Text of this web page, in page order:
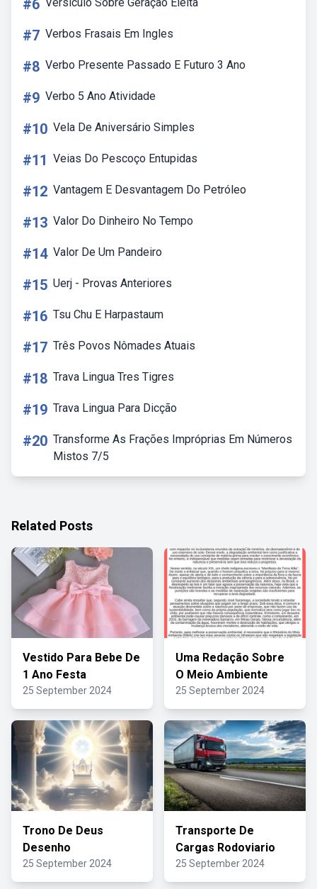
#6
#7 Verbos Frasais Em Ingles
#8 Verbo Presente Passado E Futuro 3 Ano
#9 Verbo 5 Ano Atividade
#10 Vela De Aniversário Simples
#11 Veias Do Pescoço Entupidas
#12 Vantagem E Desvantagem Do Petróleo
#13 Valor Do Dinheiro No Tempo
#14 Valor De Um Pandeiro
#15 Uerj - Provas Anteriores
#16 Tsu Chu E Harpastaum
#17 Três Povos Nômades Atuais
#18 Trava Lingua Tres Tigres
#19 Trava Lingua Para Dicção
#20 Transforme As Frações Impróprias Em Números
Mistos 7/5
Related Posts
Vestido Para Bebe De
1 Ano Festa
25 September 2024
Uma Redação Sobre
O Meio Ambiente
25 September 2024
Trono De Deus
Desenho
25 September 2024
Transporte De
Cargas Rodoviario
25 September 2024